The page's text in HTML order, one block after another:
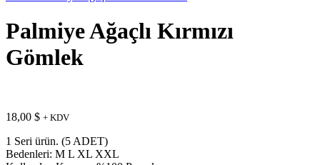
Palmiye Ağaçlı Kırmızı
Gömlek
18,00 $ + KDV
1 Seri ürün. (5 ADET)
Bedenleri: M L XL XXL